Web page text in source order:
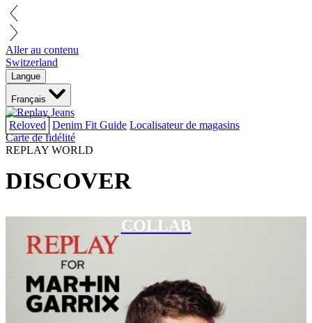
Aller au contenu
Switzerland
Langue
Français
Reloved Denim Fit Guide Localisateur de magasins
Carte de fidélité
REPLAY WORLD
DISCOVER
COLLAB